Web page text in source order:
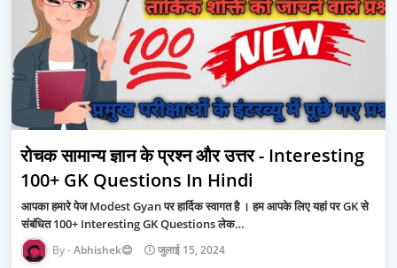
रोचक सामान्य ज्ञान के प्रश्न और उत्तर - Interesting
100+ GK Questions In Hindi
आपका हमारे पेज Modest Gyan पर हार्दिक स्वागत है । हम आपके लिए यहां पर GK से
संबंधित 100+ Interesting GK Questions लेक…
Abhishek😊 जुलाई 15, 2024